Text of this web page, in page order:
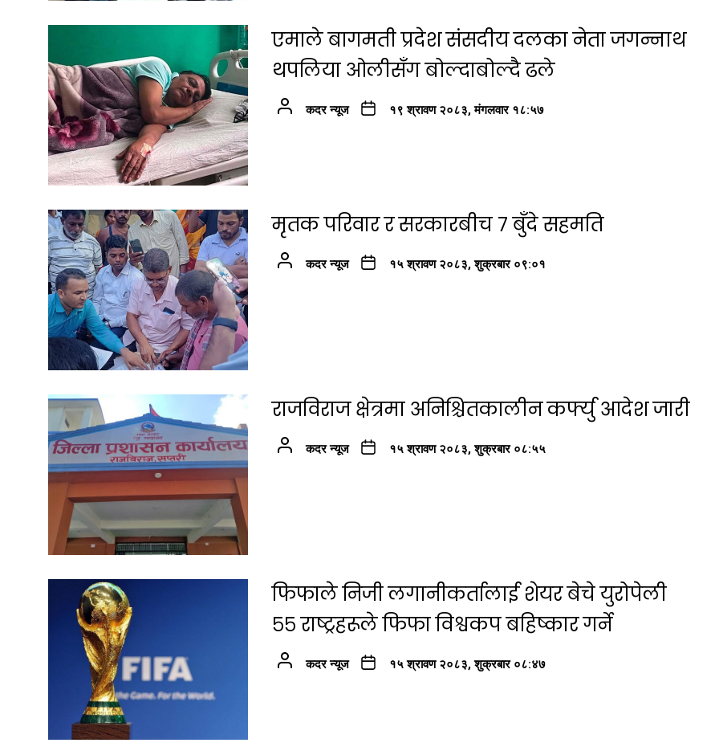
एमाले बागमती प्रदेश संसदीय दलका नेता जगन्नाथ
थपलिया ओलीसँग बोल्दाबोल्दै ढले
कदर न्यूज १९ श्रावण २०८३, मंगलवार १८:५७
मृतक परिवार र सरकारबीच ७ बुँदे सहमति
कदर न्यूज १५ श्रावण २०८३, शुक्रबार ०९:०१
राजविराज क्षेत्रमा अनिश्चितकालीन कर्फ्यु आदेश जारी
कदर न्यूज १५ श्रावण २०८३, शुक्रबार ०८:५५
फिफाले निजी लगानीकर्तालाई शेयर बेचे युरोपेली
५५ राष्ट्रहरूले फिफा विश्वकप बहिष्कार गर्ने
कदर न्यूज १५ श्रावण २०८३, शुक्रबार ०८:४७